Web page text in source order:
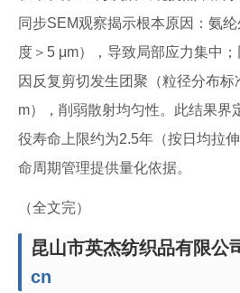
同步SEM观察揭示根本原因：氨
度＞5 μm），导致局部应力集中
因反复剪切发生团聚（粒径分布标
m），削弱散射均匀性。此结果界
役寿命上限约为2.5年（按日均拉
命周期管理提供量化依据。
（全文完）
昆山市英杰纺织品有限公
cn